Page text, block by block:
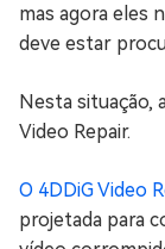
mas agora eles
deve estar
Nesta situação,
Video Repair.
O 4DDiG Video
projetada para